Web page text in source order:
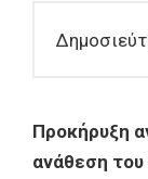
Προκήρυξη
ανάθεση